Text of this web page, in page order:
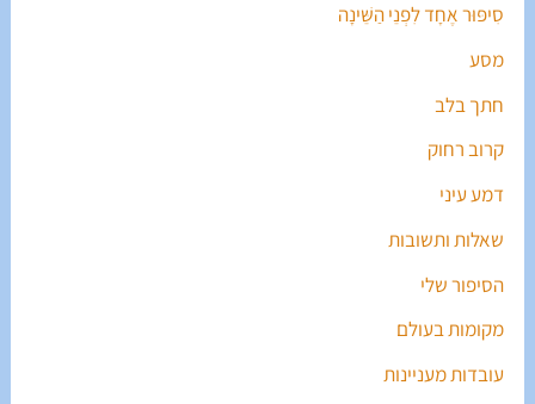
סִיפּוּר אֶחָד לִפְנֵי הַשֵּׁינָה
מסע
חתך בלב
קרוב רחוק
דמע עיני
שאלות ותשובות
הסיפור שלי
מקומות בעולם
עובדות מעניינות